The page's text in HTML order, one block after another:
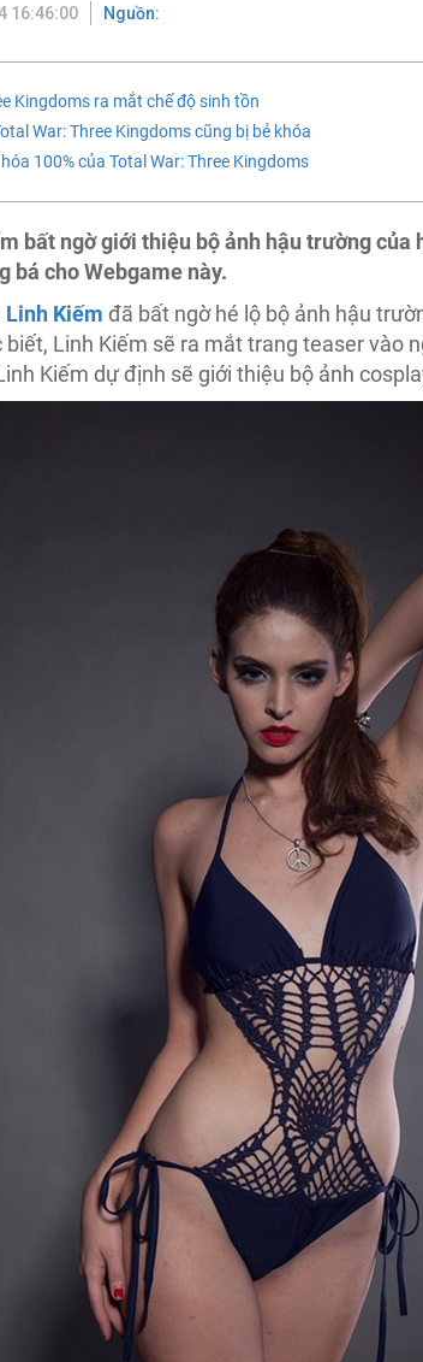
16:46:00 Nguồn:
Kingdoms ra mắt chế độ sinh tồn
War: Three Kingdoms cũng bị bẻ khóa
100% của Total War: Three Kingdoms
bất ngờ giới thiệu bộ ảnh hậu trường
bá cho Webgame này.
Linh Kiếm đã bất ngờ hé lộ bộ ảnh hậu
Linh Kiếm sẽ ra mắt trang teaser vào
Kiếm dự định sẽ giới thiệu bộ ảnh